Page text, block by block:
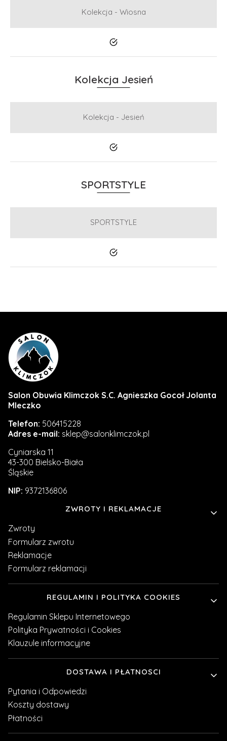
Kolekcja - Wiosna
Tak
Kolekcja Jesień
Kolekcja - Jesień
Tak
SPORTSTYLE
SPORTSTYLE
Tak
Salon Obuwia Klimczok S.C. Agnieszka Gocoł Jolanta
Mleczko
Telefon: 506415228
Adres e-mail: sklep@salonklimczok.pl
Cyniarska 11
43-300 Bielsko-Biała
Śląskie
NIP: 9372136806
Linki w stopceZWROTY I REKLAMACJE
Zwroty
Formularz zwrotu
Reklamacje
Formularz reklamacji
REGULAMIN I POLITYKA COOKIES
Regulamin Sklepu Internetowego
Polityka Prywatności i Cookies
Klauzule informacyjne
DOSTAWA I PŁATNOSCI
Pytania i Odpowiedzi
Koszty dostawy
Płatności